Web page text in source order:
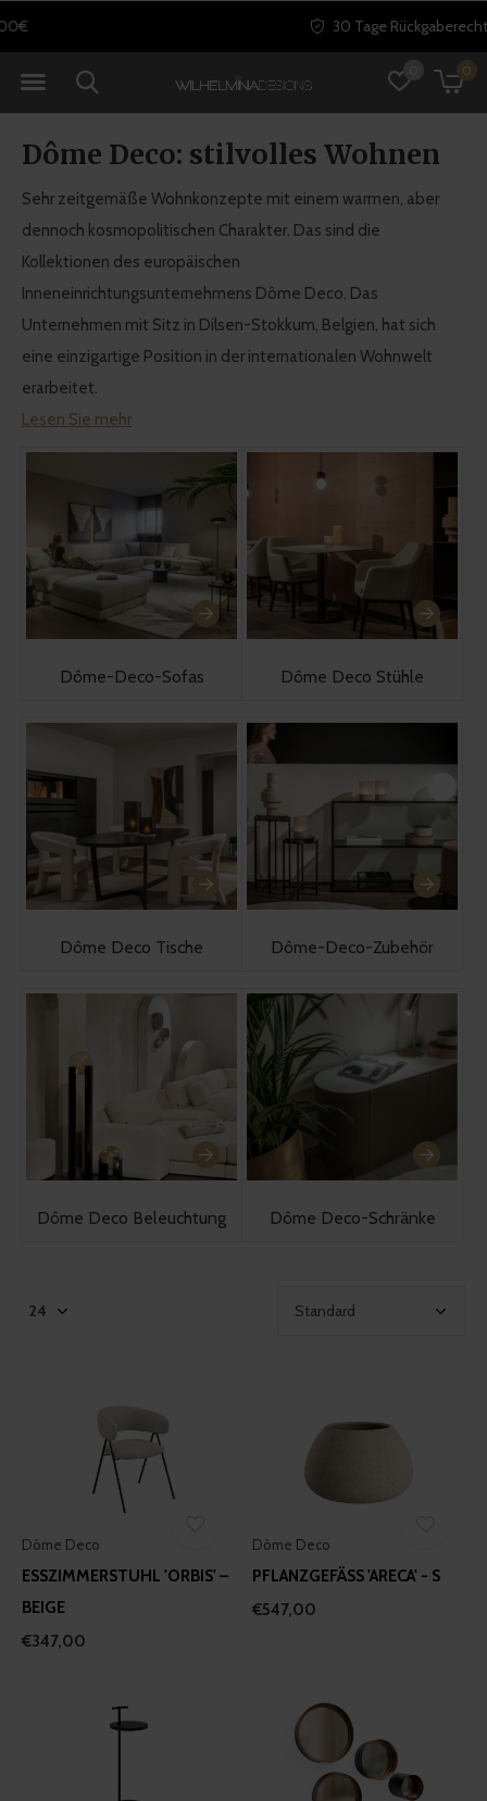
0
30 Tage Rückgaberecht
Dôme Deco: stilvolles Wohnen
Sehr zeitgemäße Wohnkonzepte mit einem warmen, aber
dennoch kosmopolitischen Charakter. Das sind die
Kollektionen des europäischen
Inneneinrichtungsunternehmens Dôme Deco. Das
Unternehmen mit Sitz in Dilsen-Stokkum, Belgien, hat sich
eine einzigartige Position in der internationalen Wohnwelt
erarbeitet.
Lesen Sie mehr
Dôme-Deco-Sofas Dôme Deco Stühle
Dôme Deco Tische Dôme-Deco-Zubehör
Dôme Deco Beleuchtung Dôme Deco-Schränke
Dôme Deco
ESSZIMMERSTUHL 'ORBIS' –
BEIGE
€347,00
Dôme Deco
PFLANZGEFÄSS 'ARECA' - S
€547,00